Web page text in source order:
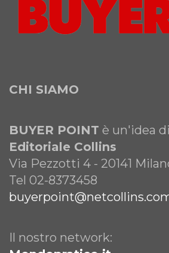
CHI SIAMO
BUYER POINT è un'idea di
Editoriale Collins
Via Pezzotti 4 - 20141
Tel 02-8373458
Il nostro network: